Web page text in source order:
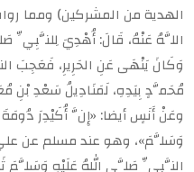
الهدية من المشركين) ومما
اللَّهُ عَنْهُ، قَالَ: أُهْدِيَ
وَكَانَ يَنْهَى عَنِ الحَرِيرِ، فَعَجِبَ
مُحَمَّدٍ بِيَدِهِ، لَمَنَادِيلُ سَعْدِ بْنِ
وعَنْ أَنَسٍ أيضا: «إِنَّ أُكَيْدِرَ
وَسَلَّمَ»، وهو عند مسلم عن
النَّبِيِّ صَلَّى اللهُ عَلَيْهِ وَسَلَّمَ